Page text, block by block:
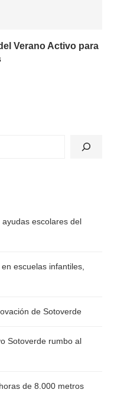
Verano Activo para
escolares del
escuelas infantiles,
de Sotoverde
Sotoverde rumbo al
de 8.000 metros